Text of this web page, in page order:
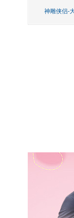
神雕侠侣-